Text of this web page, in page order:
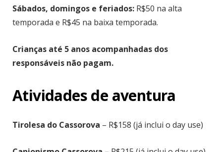
Sábados, domingos e feriados: R$50 na alta
temporada e R$45 na baixa temporada.
Crianças até 5 anos acompanhadas dos
responsáveis não pagam.
Atividades de aventura
Tirolesa do Cassorova – R$158 (já inclui o day use)